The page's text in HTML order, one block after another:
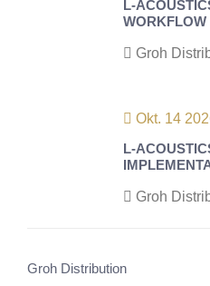
L-
WORKFLOW
Groh
Okt. 14
L-
Groh
Groh Distribution